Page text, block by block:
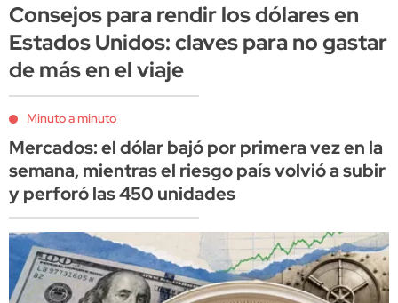
Consejos para rendir los dólares en
Estados Unidos: claves para no gastar
de más en el viaje
Minuto a minuto
Mercados: el dólar bajó por primera vez en la
semana, mientras el riesgo país volvió a subir
y perforó las 450 unidades